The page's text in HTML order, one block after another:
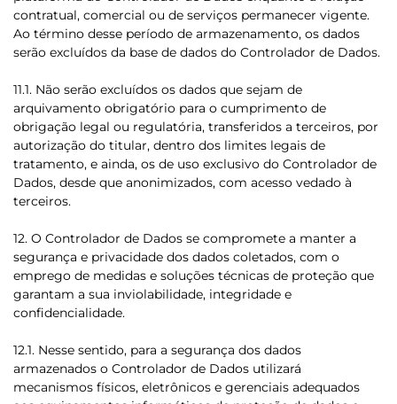
contratual, comercial ou de serviços permanecer vigente.
Ao término desse período de armazenamento, os dados
serão excluídos da base de dados do Controlador de Dados.
11.1. Não serão excluídos os dados que sejam de
arquivamento obrigatório para o cumprimento de
obrigação legal ou regulatória, transferidos a terceiros, por
autorização do titular, dentro dos limites legais de
tratamento, e ainda, os de uso exclusivo do Controlador de
Dados, desde que anonimizados, com acesso vedado à
terceiros.
12. O Controlador de Dados se compromete a manter a
segurança e privacidade dos dados coletados, com o
emprego de medidas e soluções técnicas de proteção que
garantam a sua inviolabilidade, integridade e
confidencialidade.
12.1. Nesse sentido, para a segurança dos dados
armazenados o Controlador de Dados utilizará
mecanismos físicos, eletrônicos e gerenciais adequados